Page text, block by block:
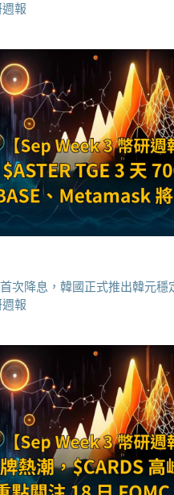
報
次降息，韓國正式推出韓元穩
報